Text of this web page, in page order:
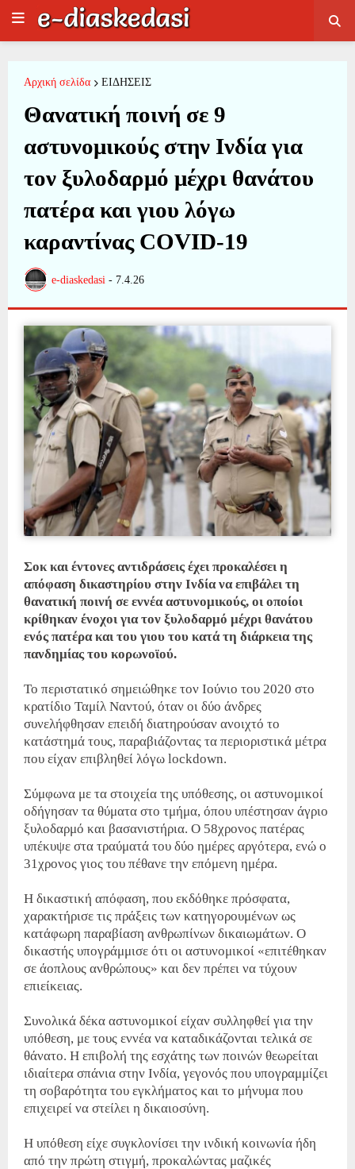
Αρχική σελίδα ΕΙΔΗΣΕΙΣ
Θανατική ποινή σε 9
αστυνομικούς στην Ινδία για
τον ξυλοδαρμό μέχρι θανάτου
πατέρα και γιου λόγω
καραντίνας COVID-19
e-diaskedasi - 7.4.26
Σοκ και έντονες αντιδράσεις έχει προκαλέσει η
απόφαση δικαστηρίου στην Ινδία να επιβάλει τη
θανατική ποινή σε εννέα αστυνομικούς, οι οποίοι
κρίθηκαν ένοχοι για τον ξυλοδαρμό μέχρι θανάτου
ενός πατέρα και του γιου του κατά τη διάρκεια της
πανδημίας του κορωνοϊού.
Το περιστατικό σημειώθηκε τον Ιούνιο του 2020 στο
κρατίδιο Ταμίλ Ναντού, όταν οι δύο άνδρες
συνελήφθησαν επειδή διατηρούσαν ανοιχτό το
κατάστημά τους, παραβιάζοντας τα περιοριστικά μέτρα
που είχαν επιβληθεί λόγω lockdown.
Σύμφωνα με τα στοιχεία της υπόθεσης, οι αστυνομικοί
οδήγησαν τα θύματα στο τμήμα, όπου υπέστησαν άγριο
ξυλοδαρμό και βασανιστήρια. Ο 58χρονος πατέρας
υπέκυψε στα τραύματά του δύο ημέρες αργότερα, ενώ ο
31χρονος γιος του πέθανε την επόμενη ημέρα.
Η δικαστική απόφαση, που εκδόθηκε πρόσφατα,
χαρακτήρισε τις πράξεις των κατηγορουμένων ως
κατάφωρη παραβίαση ανθρωπίνων δικαιωμάτων. Ο
δικαστής υπογράμμισε ότι οι αστυνομικοί «επιτέθηκαν
σε άοπλους ανθρώπους» και δεν πρέπει να τύχουν
επιείκειας.
Συνολικά δέκα αστυνομικοί είχαν συλληφθεί για την
υπόθεση, με τους εννέα να καταδικάζονται τελικά σε
θάνατο. Η επιβολή της εσχάτης των ποινών θεωρείται
ιδιαίτερα σπάνια στην Ινδία, γεγονός που υπογραμμίζει
τη σοβαρότητα του εγκλήματος και το μήνυμα που
επιχειρεί να στείλει η δικαιοσύνη.
Η υπόθεση είχε συγκλονίσει την ινδική κοινωνία ήδη
από την πρώτη στιγμή, προκαλώντας μαζικές